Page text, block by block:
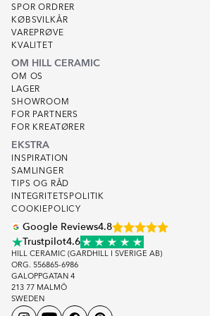
SPOR ORDRER
KØBSVILKÅR
VAREPRØVE
KVALITET
OM HILL CERAMIC
OM OS
LAGER
SHOWROOM
FOR PARTNERS
FOR KREATØRER
EKSTRA
INSPIRATION
SAMLINGER
TIPS OG RÅD
INTEGRITETSPOLITIK
COOKIEPOLICY
Google Reviews4.8
Trustpilot4.6
HILL CERAMIC (GARDHILL I SVERIGE AB)
ORG. 556865-6986
GALOPPGATAN 4
213 77 MALMÖ
SWEDEN